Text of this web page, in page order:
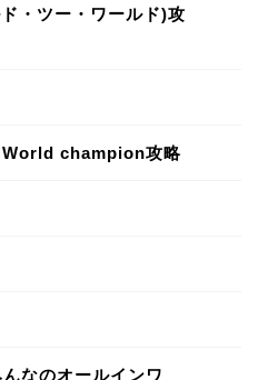
・ツー・ワールド)攻
champion攻略
なのオールインワ